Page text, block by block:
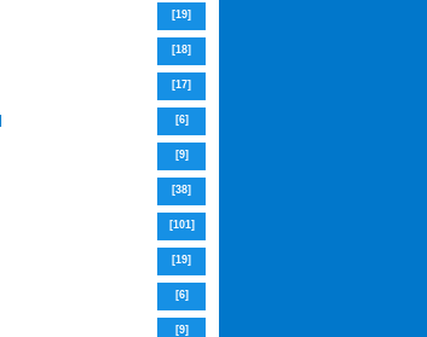
[19]
[18]
[17]
[6]
[9]
[38]
[101]
[19]
[6]
[9]